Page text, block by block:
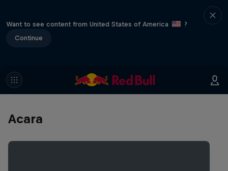
Want to see content from United States of America
?
Continue
Acara